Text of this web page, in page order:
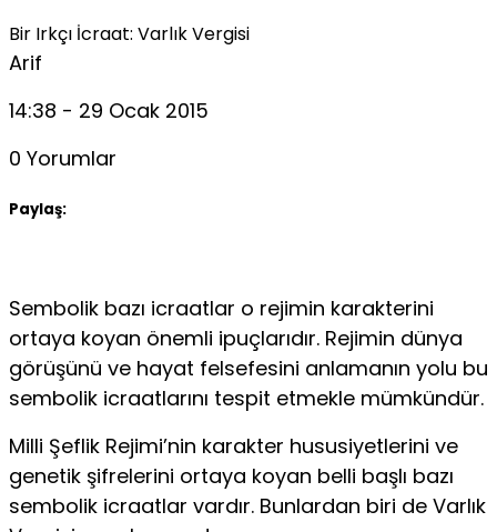
Bir Irkçı İcraat: Varlık Vergisi
Arif
14:38 - 29 Ocak 2015
0 Yorumlar
Paylaş:
Sembolik bazı icraatlar o rejimin karakterini
ortaya koyan önemli ipuçlarıdır. Rejimin dünya
görüşünü ve hayat felsefesini anlamanın yolu bu
sembolik icraatlarını tespit etmekle mümkündür.
Milli Şeflik Rejimi’nin karakter hususiyetlerini ve
genetik şifrelerini ortaya koyan belli başlı bazı
sembolik icraatlar vardır. Bunlardan biri de Varlık